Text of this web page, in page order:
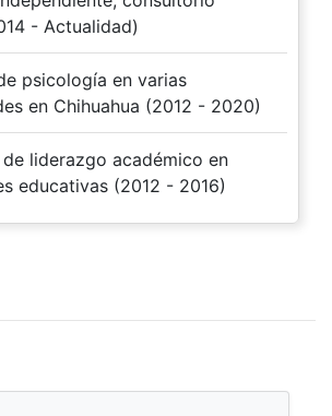
- Actualidad)
psicología en varias
en Chihuahua (2012 - 2020)
de liderazgo académico en
educativas (2012 - 2016)